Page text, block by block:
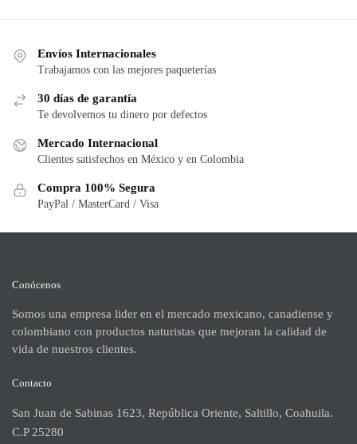
Envíos Internacionales
Trabajamos con las mejores paqueterías
30 días de garantía
Te devolvemos tu dinero por defectos
Mercado Internacional
Clientes satisfechos en México y en Colombia
Compra 100% Segura
PayPal / MasterCard / Visa
Conócenos
Somos una empresa lider en el mercado mexicano, canadiense y
colombiano con productos naturistas que mejoran la calidad de
vida de nuestros clientes.
Contacto
San Juan de Sabinas 1623, República Oriente, Saltillo, Coahuila.
C.P 25280